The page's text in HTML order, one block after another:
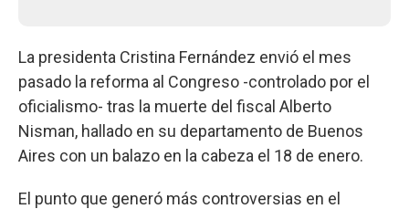
La presidenta Cristina Fernández envió el mes
pasado la reforma al Congreso -controlado por el
oficialismo- tras la muerte del fiscal Alberto
Nisman, hallado en su departamento de Buenos
Aires con un balazo en la cabeza el 18 de enero.
El punto que generó más controversias en el